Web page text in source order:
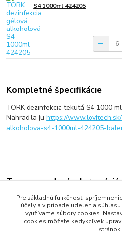
S4 1000ml 424205
Kompletné špecifikácie
TORK dezinfekcia tekutá S4 1000
Nahradila juhttps://
alkoholova-s4-1000ml-424205-
Tovar zaradený v
Mydlá TORK
Pre základnú funkčnosť,
účely a v prípade udelenia
využívame súbory cookies.
cookies môžete kedykoľvek
stránok.